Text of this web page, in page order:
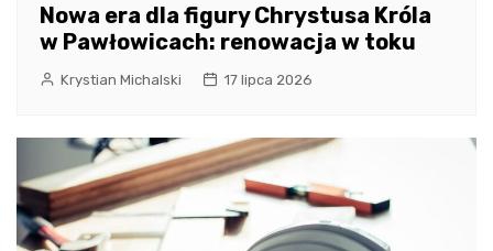
Nowa era dla figury Chrystusa Króla
w Pawłowicach: renowacja w toku
Krystian Michalski 17 lipca 2026